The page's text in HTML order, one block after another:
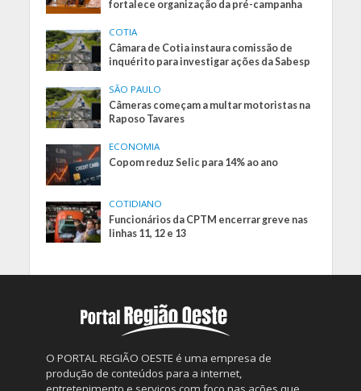
fortalece organização da pré-campanha
COTIA
Câmara de Cotia instaura comissão de
inquérito para investigar ações da Sabesp
SÃO PAULO
Câmeras começam a multar motoristas na
Raposo Tavares
ECONOMIA
Copom reduz Selic para 14% ao ano
COTIDIANO
Funcionários da CPTM encerrar greve nas
linhas 11, 12 e 13
O PORTAL REGIÃO OESTE é uma empresa de
produção de conteúdos para a internet,